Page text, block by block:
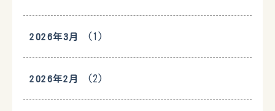
2026年3月 (1)
2026年2月 (2)